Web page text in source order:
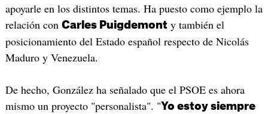
apoyarle en los distintos temas. Ha puesto como ejemplo la
relación con Carles Puigdemonty también el
posicionamiento del Estado español respecto de Nicolás
Maduro y Venezuela.
De hecho, González ha señalado que el PSOE es ahora
mismo un proyecto "personalista". "Yo estoy siempre